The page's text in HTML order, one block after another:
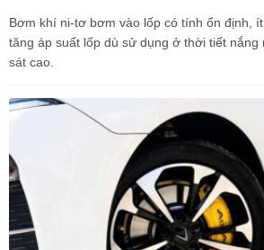
Bơm khí ni-tơ bơm vào lốp có tính ổn định,
tăng áp suất lốp dù sử dụng ở thời tiết nắng
sát cao.